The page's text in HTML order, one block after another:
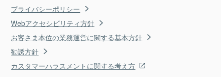
プライバシーポリシー
Webアクセシビリティ方針
お客さま本位の業務運営に関する基本方針
勧誘方針
カスタマーハラスメントに関する考え方